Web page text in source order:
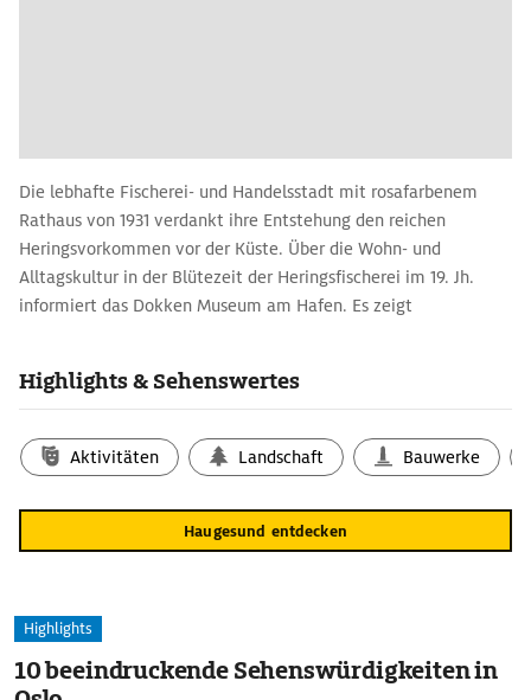
Die lebhafte Fischerei- und Handelsstadt mit rosafarbenem
Rathaus von 1931 verdankt ihre Entstehung den reichen
Heringsvorkommen vor der Küste. Über die Wohn- und
Alltagskultur in der Blütezeit der Herings­fischerei im 19. Jh.
informiert das Dokken Museum am Hafen. Es zeigt
Highlights & Sehenswertes
Aktivitäten Landschaft Bauwerke
Haugesund entdecken
Highlights
10 beeindruckende Sehenswürdigkeiten in